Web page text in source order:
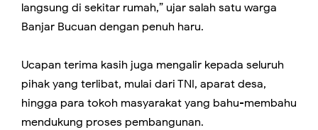
langsung di sekitar rumah,” ujar salah satu warga
Banjar Bucuan dengan penuh haru.
Ucapan terima kasih juga mengalir kepada seluruh
pihak yang terlibat, mulai dari TNI, aparat desa,
hingga para tokoh masyarakat yang bahu-membahu
mendukung proses pembangunan.